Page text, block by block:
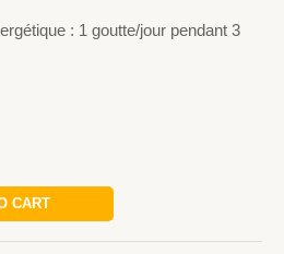
: 1 goutte/jour pendant 3
CART